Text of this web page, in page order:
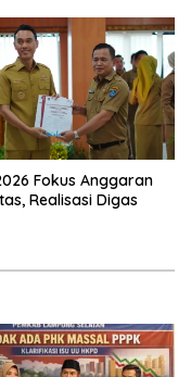
Fokus Anggaran
Realisasi Digas